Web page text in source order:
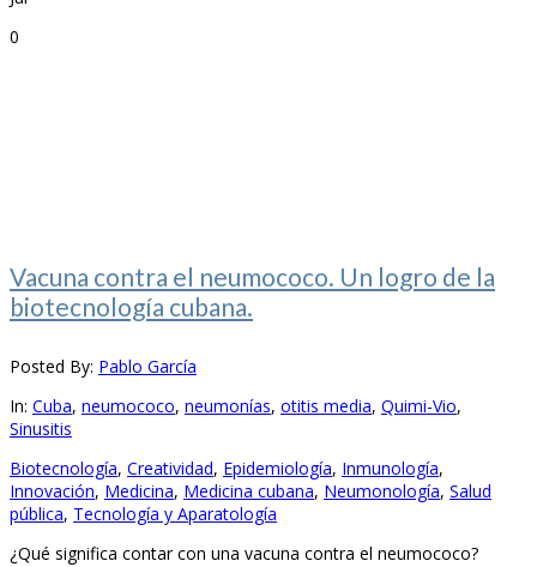
0
Vacuna contra el neumococo. Un logro de la
biotecnología cubana.
Posted By: Pablo García
In: Cuba, neumococo, neumonías, otitis media, Quimi-Vio,
Sinusitis
Biotecnología, Creatividad, Epidemiología, Inmunología,
Innovación, Medicina, Medicina cubana, Neumonología, Salud
pública, Tecnología y Aparatología
¿Qué significa contar con una vacuna contra el neumococo?